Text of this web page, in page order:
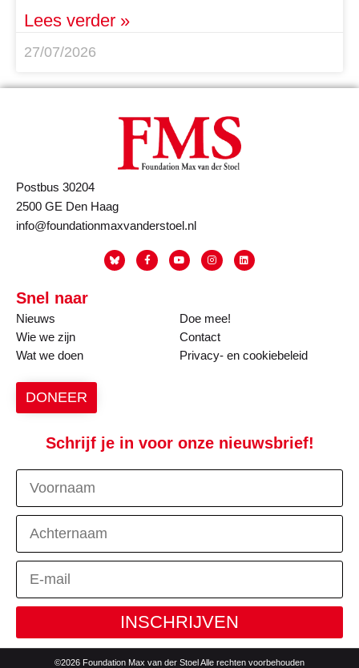
Lees verder »
27/07/2026
Postbus 30204
2500 GE Den Haag
info@foundationmaxvanderstoel.nl
Snel naar
Nieuws
Wie we zijn
Wat we doen
Doe mee!
Contact
Privacy- en cookiebeleid
DONEER
Schrijf je in voor onze nieuwsbrief!
INSCHRIJVEN
©2026 Foundation Max van der Stoel Alle rechten voorbehouden